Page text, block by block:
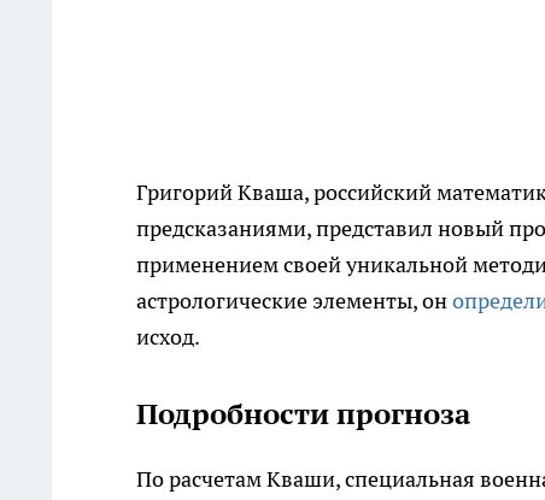
Григорий Кваша, российский
предсказаниями, представил новый
применением своей уникальной
астрологические элементы, он
исход.
Подробности прогноза
По расчетам Кваши, специальная